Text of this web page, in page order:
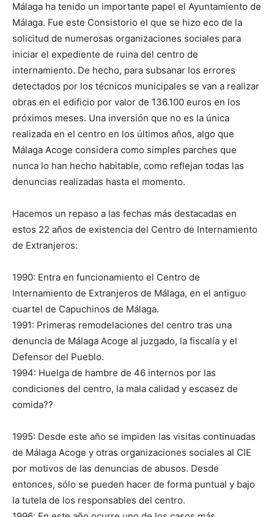
Málaga ha tenido un importante papel el Ayuntamiento de
Málaga. Fue este Consistorio el que se hizo eco de la
solicitud de numerosas organizaciones sociales para
iniciar el expediente de ruina del centro de
internamiento. De hecho, para subsanar los errores
detectados por los técnicos municipales se van a realizar
obras en el edificio por valor de 136.100 euros en los
próximos meses. Una inversión que no es la única
realizada en el centro en los últimos años, algo que
Málaga Acoge considera como simples parches que
nunca lo han hecho habitable, como reflejan todas las
denuncias realizadas hasta el momento.
Hacemos un repaso a las fechas más destacadas en
estos 22 años de existencia del Centro de Internamiento
de Extranjeros:
1990: Entra en funcionamiento el Centro de
Internamiento de Extranjeros de Málaga, en el antiguo
cuartel de Capuchinos de Málaga.
1991: Primeras remodelaciones del centro tras una
denuncia de Málaga Acoge al juzgado, la fiscalía y el
Defensor del Pueblo.
1994: Huelga de hambre de 46 internos por las
condiciones del centro, la mala calidad y escasez de
comida??
1995: Desde este año se impiden las visitas continuadas
de Málaga Acoge y otras organizaciones sociales al CIE
por motivos de las denuncias de abusos. Desde
entonces, sólo se pueden hacer de forma puntual y bajo
la tutela de los responsables del centro.